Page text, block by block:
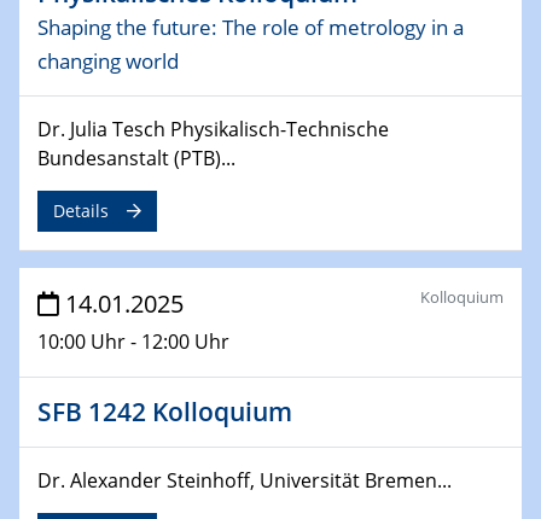
06.02.2025
Sfb-trr247-all Seminar
10.02.2025 - 11.02.2025
Sfb-trr247-all Workshop
UnOCat
11.02.2025
SFB/TRR 270 Kolloquium
11.02.2025
Social Hour
11.02.2025
Natural Water to H2
Shaping the future: The role of metrology in a
changing world
Dr. Julia Tesch Physikalisch-Technische
Bundesanstalt (PTB)...
Details
14.01.2025
10:00 Uhr - 12:00 Uhr
Kolloquium
SFB 1242 Kolloquium
Dr. Alexander Steinhoff, Universität Bremen...